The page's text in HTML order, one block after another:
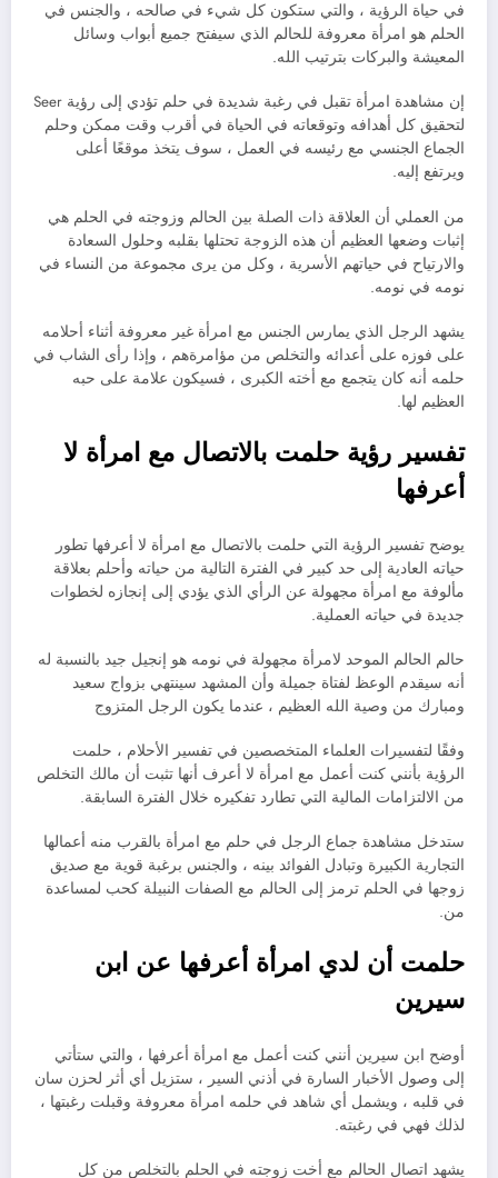
في حياة الرؤية ، والتي ستكون كل شيء في صالحه ، والجنس في
الحلم هو امرأة معروفة للحالم الذي سيفتح جميع أبواب وسائل
المعيشة والبركات بترتيب الله.
إن مشاهدة امرأة تقبل في رغبة شديدة في حلم تؤدي إلى رؤية Seer
لتحقيق كل أهدافه وتوقعاته في الحياة في أقرب وقت ممكن وحلم
الجماع الجنسي مع رئيسه في العمل ، سوف يتخذ موقعًا أعلى
ويرتفع إليه.
من العملي أن العلاقة ذات الصلة بين الحالم وزوجته في الحلم هي
إثبات وضعها العظيم أن هذه الزوجة تحتلها بقلبه وحلول السعادة
والارتياح في حياتهم الأسرية ، وكل من يرى مجموعة من النساء في
نومه في نومه.
يشهد الرجل الذي يمارس الجنس مع امرأة غير معروفة أثناء أحلامه
على فوزه على أعدائه والتخلص من مؤامرةهم ، وإذا رأى الشاب في
حلمه أنه كان يتجمع مع أخته الكبرى ، فسيكون علامة على حبه
العظيم لها.
تفسير رؤية حلمت بالاتصال مع امرأة لا
أعرفها
يوضح تفسير الرؤية التي حلمت بالاتصال مع امرأة لا أعرفها تطور
حياته العادية إلى حد كبير في الفترة التالية من حياته وأحلم بعلاقة
مألوفة مع امرأة مجهولة عن الرأي الذي يؤدي إلى إنجازه لخطوات
جديدة في حياته العملية.
حالم الحالم الموحد لامرأة مجهولة في نومه هو إنجيل جيد بالنسبة له
أنه سيقدم الوعظ لفتاة جميلة وأن المشهد سينتهي بزواج سعيد
ومبارك من وصية الله العظيم ، عندما يكون الرجل المتزوج
وفقًا لتفسيرات العلماء المتخصصين في تفسير الأحلام ، حلمت
الرؤية بأنني كنت أعمل مع امرأة لا أعرف أنها تثبت أن مالك التخلص
من الالتزامات المالية التي تطارد تفكيره خلال الفترة السابقة.
ستدخل مشاهدة جماع الرجل في حلم مع امرأة بالقرب منه أعمالها
التجارية الكبيرة وتبادل الفوائد بينه ، والجنس برغبة قوية مع صديق
زوجها في الحلم ترمز إلى الحالم مع الصفات النبيلة كحب لمساعدة
من.
حلمت أن لدي امرأة أعرفها عن ابن
سيرين
أوضح ابن سيرين أنني كنت أعمل مع امرأة أعرفها ، والتي ستأتي
إلى وصول الأخبار السارة في أذني السير ، ستزيل أي أثر لحزن سان
في قلبه ، ويشمل أي شاهد في حلمه امرأة معروفة وقبلت رغبتها ،
لذلك فهي في رغبته.
يشهد اتصال الحالم مع أخت زوجته في الحلم بالتخلص من كل